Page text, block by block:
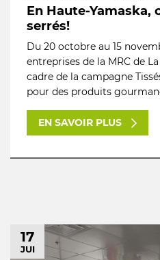
En Haute-Yamaska,
serrés!
Du 20 octobre au 15
entreprises de la MRC de
cadre de la campagne
pour des produits
EN SAVOIR PLUS
17
JUI